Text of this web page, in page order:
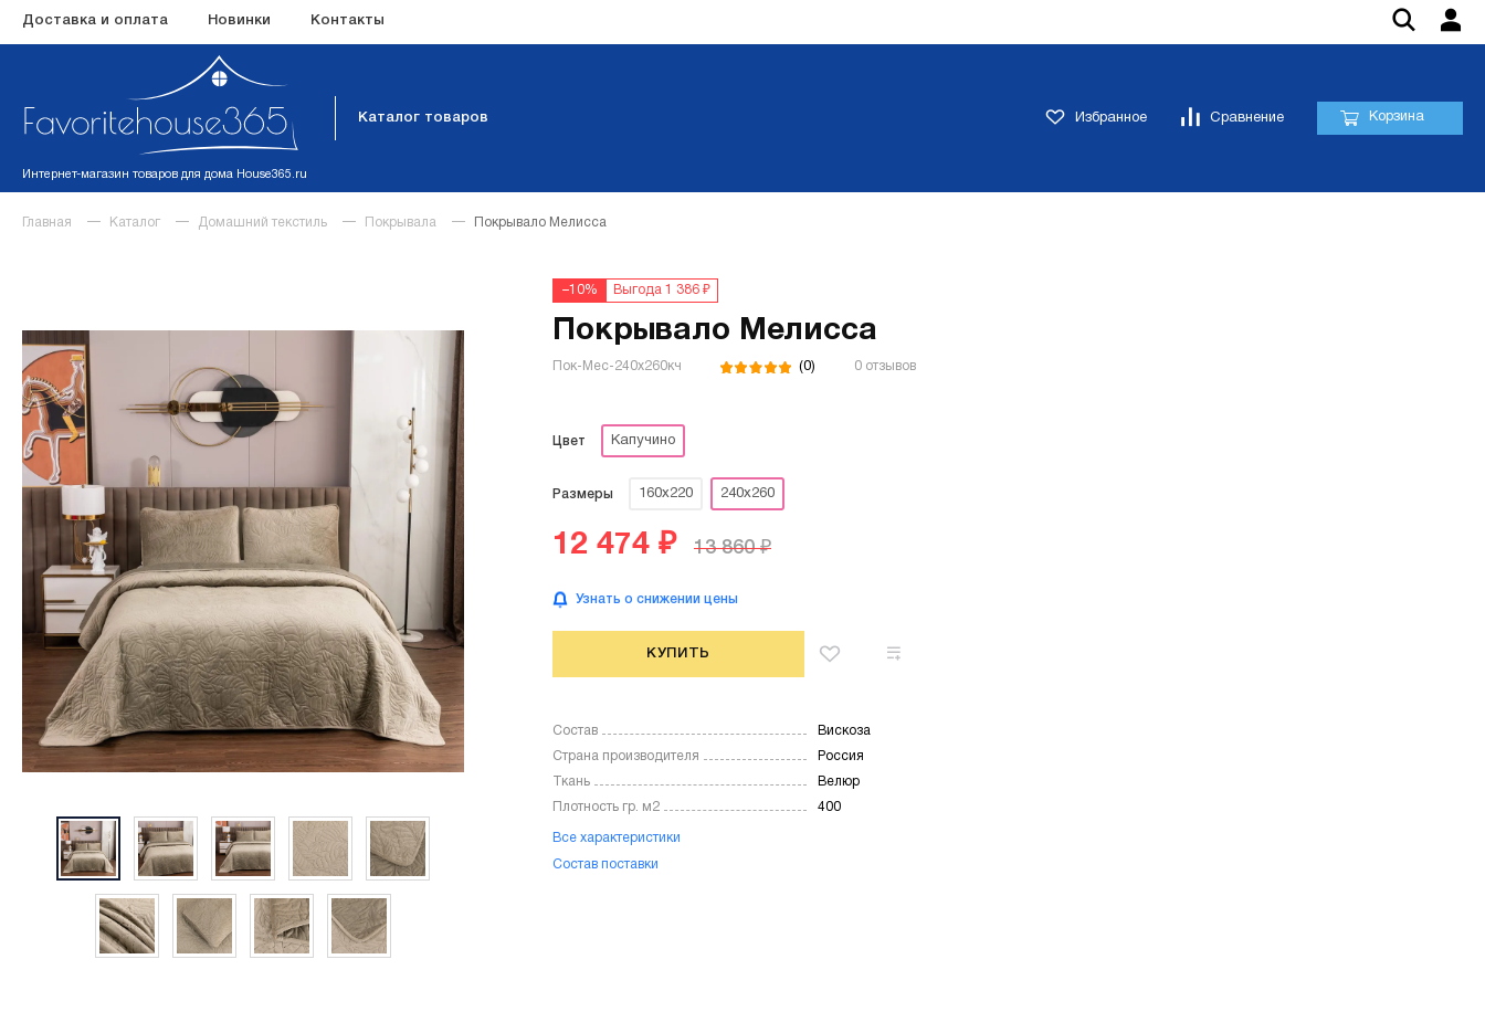
Интернет-магазин товаров для дома House365.ru
Каталог товаров Избранное Сравнение Корзина
Доставка и оплата Новинки Контакты
Главная Каталог Домашний текстиль Покрывала Покрывало Мелисса
–10% Выгода 1 386 ₽
Покрывало Мелисса
Пок-Мес-240х260кч (0) 0 отзывов
Цвет Капучино
Размеры 160х220 240х260
12 474 ₽ 13 860 ₽
Узнать о снижении цены
КУПИТЬ
Состав Вискоза
Страна производителя Россия
Ткань Велюр
Плотность гр. м2 400
Все характеристики
Состав поставки